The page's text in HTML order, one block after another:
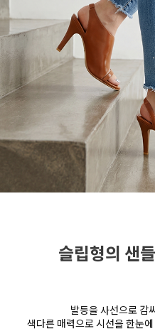
슬립형의 샌
발등을 사선으로 감
색다른 매력으로 시선을 한눈